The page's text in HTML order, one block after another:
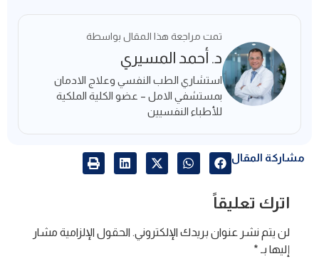
تمت مراجعة هذا المقال بواسطة
د. أحمد المسيري
استشاري الطب النفسي وعلاج الادمان
بمستشفي الامل – عضو الكلية الملكية
للأطباء النفسيين​
مشاركة المقال
اترك تعليقاً
لن يتم نشر عنوان بريدك الإلكتروني. الحقول الإلزامية مشار
إليها بـ *